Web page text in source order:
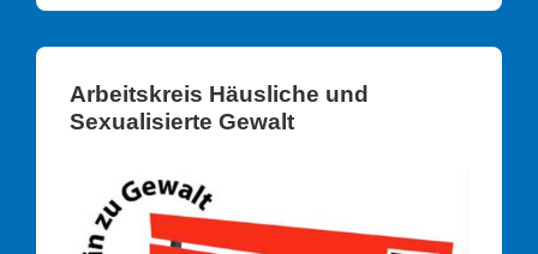
Arbeitskreis Häusliche und
Sexualisierte Gewalt